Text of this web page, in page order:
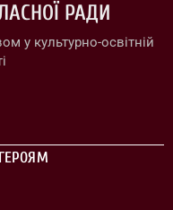
РАДИ
у культурно-освітній